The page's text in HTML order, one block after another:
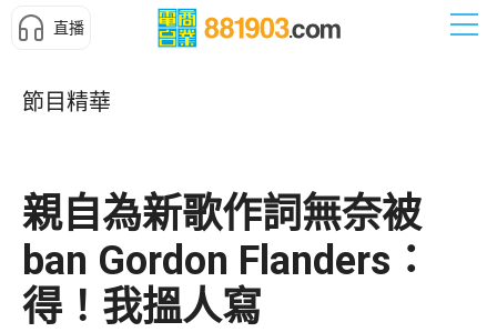
直播
節目精華
親自為新歌作詞無奈被
ban Gordon Flanders：
得！我搵人寫